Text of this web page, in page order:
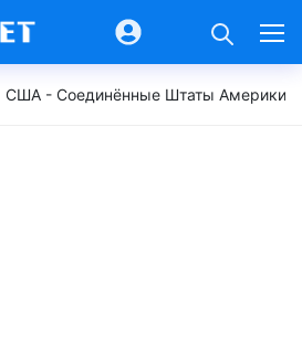
США - Соединённые Штаты Америки